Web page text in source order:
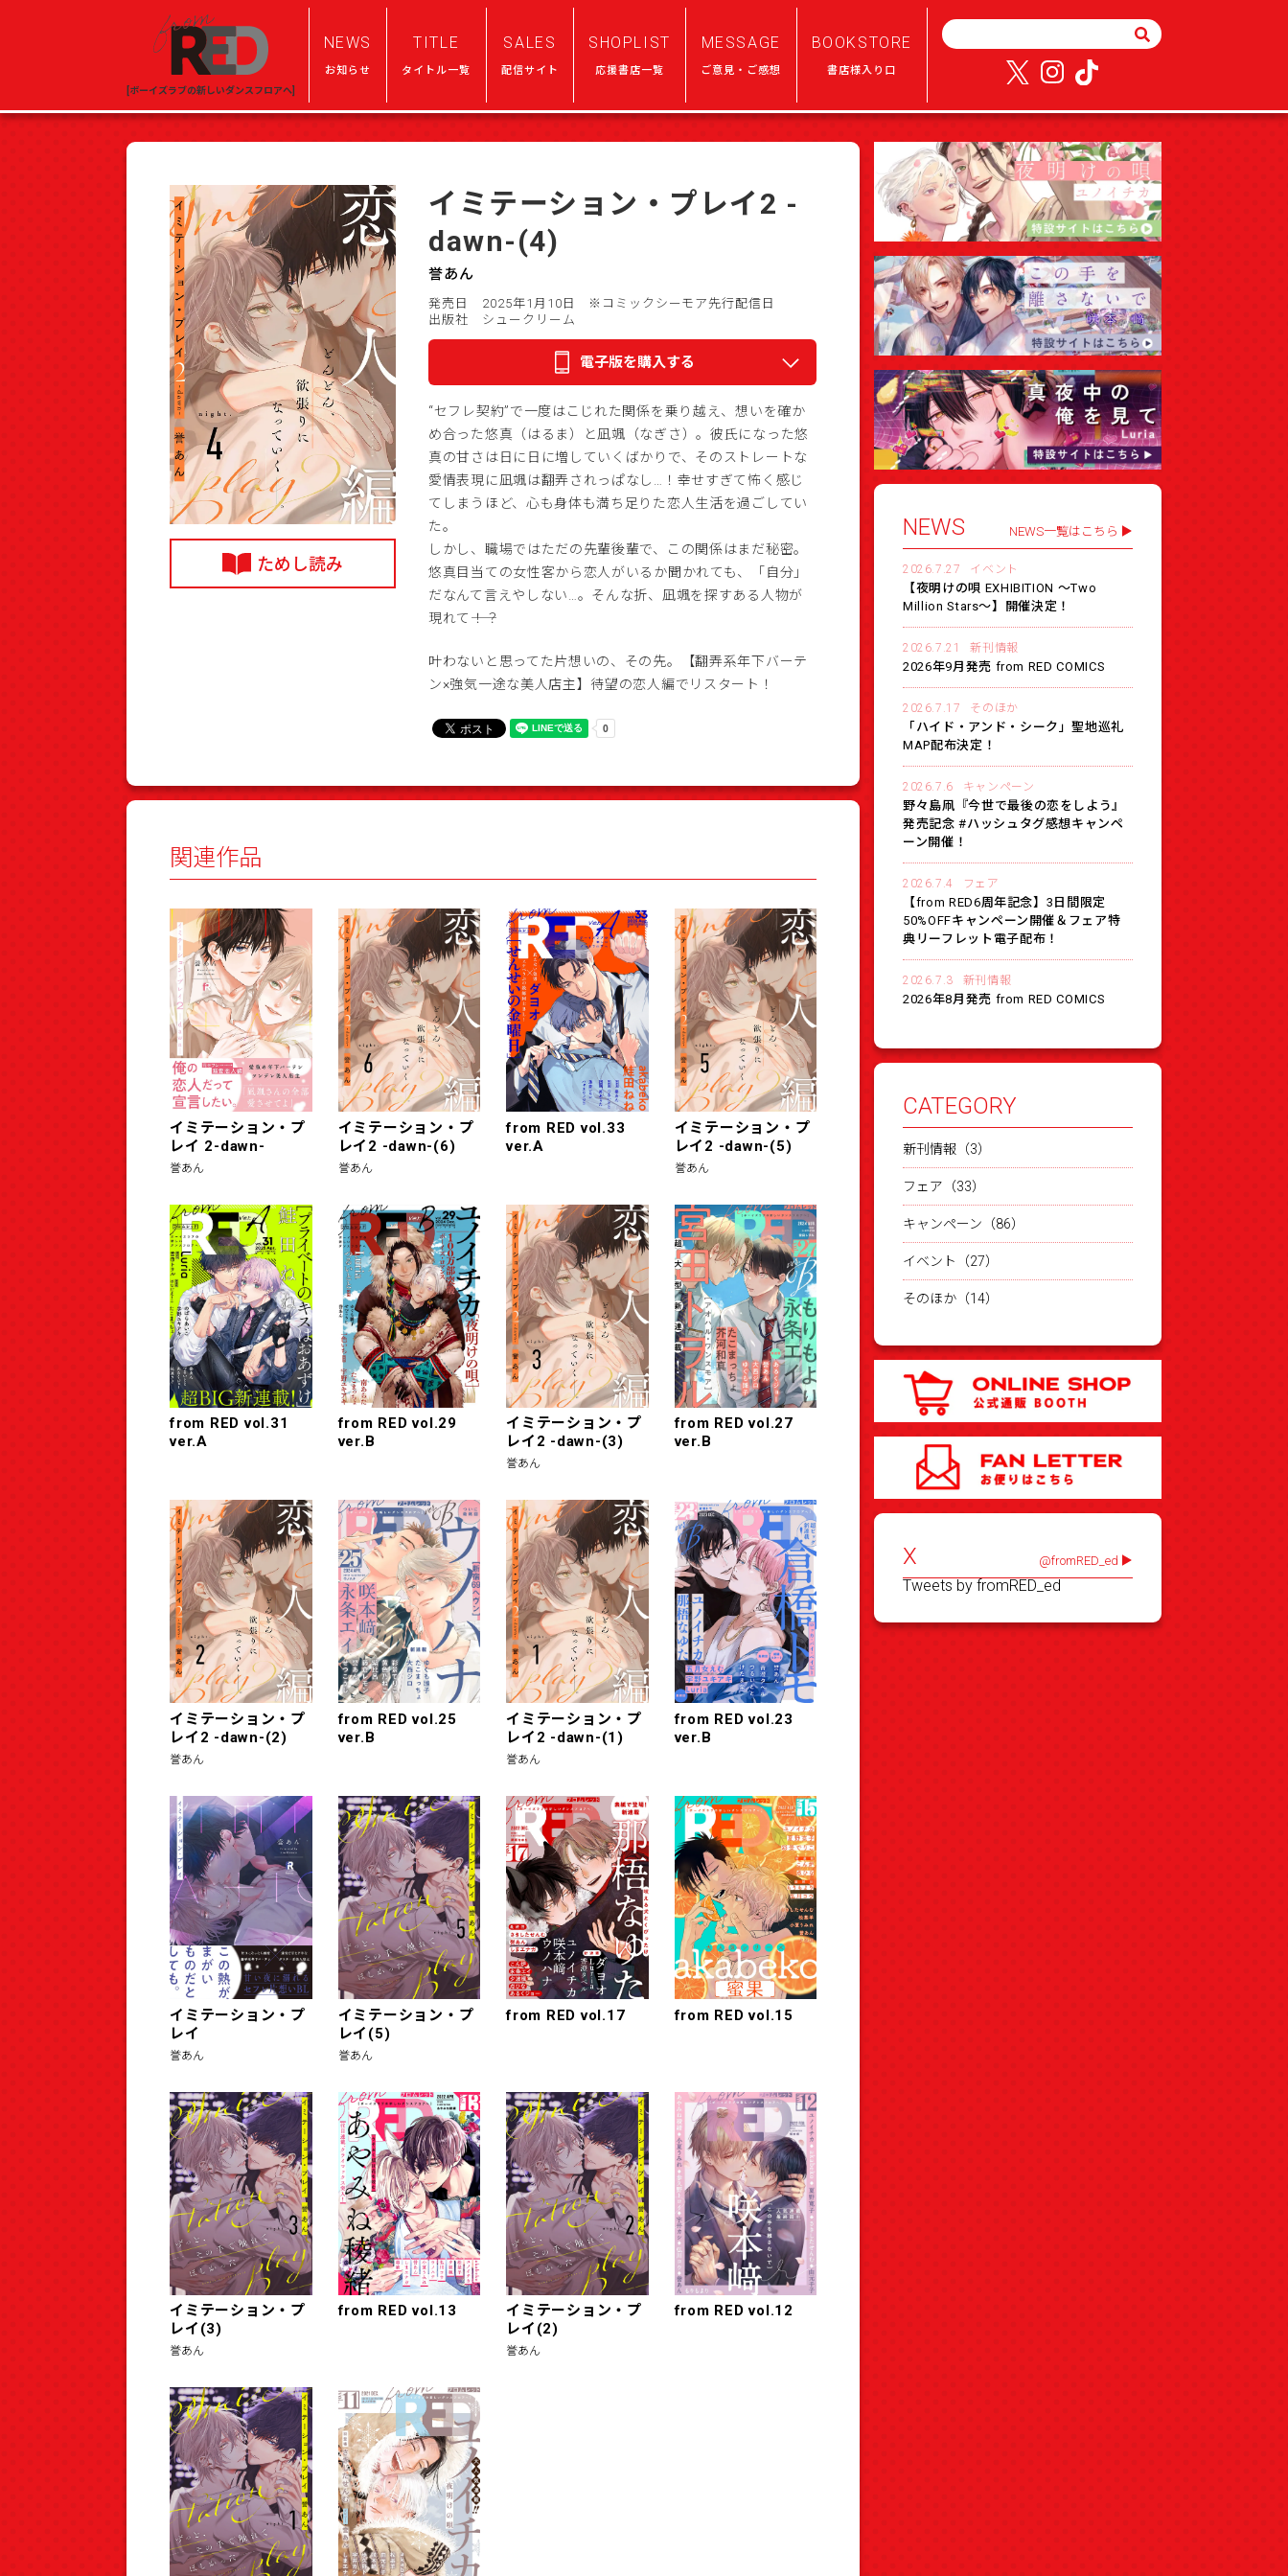
[ボーイズラブの新しいダンスフロアへ]
NEWS
お知らせ
TITLE
タイトル一覧
SALES
配信サイト
SHOPLIST
応援書店一覧
MESSAGE
ご意見・ご感想
BOOKSTORE
書店様入り口
ためし読み
イミテーション・プレイ2 -
dawn-(4)
誉あん
発売日 2025年1月10日
※コミックシーモア先行配信日
出版社 シュークリーム
電子版を購入する
“セフレ契約”で一度はこじれた関係を乗り越え、想いを確か
め合った悠真（はるま）と凪颯（なぎさ）。彼氏になった悠
真の甘さは日に日に増していくばかりで、そのストレートな
愛情表現に凪颯は翻弄されっぱなし…！幸せすぎて怖く感じ
てしまうほど、心も身体も満ち足りた恋人生活を過ごしてい
た。
しかし、職場ではただの先輩後輩で、この関係はまだ秘密。
悠真目当ての女性客から恋人がいるか聞かれても、「自分」
だなんて言えやしない…。そんな折、凪颯を探すある人物が
現れて――！？
叶わないと思ってた片想いの、その先。【翻弄系年下バーテ
ン×強気一途な美人店主】待望の恋人編でリスタート！
関連作品
イミテーション・プ
レイ 2-dawn-
誉あん
イミテーション・プ
レイ2 -dawn-(6)
誉あん
from RED vol.33
ver.A
イミテーション・プ
レイ2 -dawn-(5)
誉あん
from RED vol.31
ver.A
from RED vol.29
ver.B
イミテーション・プ
レイ2 -dawn-(3)
誉あん
from RED vol.27
ver.B
イミテーション・プ
レイ2 -dawn-(2)
誉あん
from RED vol.25
ver.B
イミテーション・プ
レイ2 -dawn-(1)
誉あん
from RED vol.23
ver.B
イミテーション・プ
レイ
誉あん
イミテーション・プ
レイ(5)
誉あん
from RED vol.17 from RED vol.15
イミテーション・プ
レイ(3)
誉あん
from RED vol.13
イミテーション・プ
レイ(2)
誉あん
from RED vol.12
NEWS NEWS一覧はこちら
2026.7.27 イベント
【夜明けの唄 EXHIBITION 〜Two
Million Stars〜】開催決定！
2026.7.21 新刊情報
2026年9月発売 from RED COMICS
2026.7.17 そのほか
「ハイド・アンド・シーク」聖地巡礼
MAP配布決定！
2026.7.6 キャンペーン
野々島凧『今世で最後の恋をしよう』
発売記念 #ハッシュタグ感想キャンペ
ーン開催！
2026.7.4 フェア
【from RED6周年記念】3日間限定
50%OFFキャンペーン開催＆フェア特
典リーフレット電子配布！
2026.7.3 新刊情報
2026年8月発売 from RED COMICS
CATEGORY
新刊情報（3）
フェア（33）
キャンペーン（86）
イベント（27）
そのほか（14）
X @fromRED_ed
Tweets by fromRED_ed